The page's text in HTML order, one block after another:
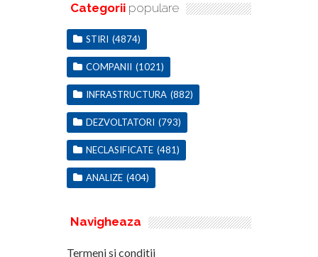
Categorii populare
STIRI (4874)
COMPANII (1021)
INFRASTRUCTURA (882)
DEZVOLTATORI (793)
NECLASIFICATE (481)
ANALIZE (404)
Navigheaza
Termeni si conditii